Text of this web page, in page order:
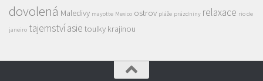
dovolená Maledivy mayotte Mexico ostrov pláže prázdniny relaxace rio de
janeiro tajemství asie toulky krajinou